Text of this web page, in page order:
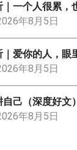
｜一个人很累，
年8月5日
｜爱你的人，眼
年8月5日
己（深度好文）
年8月5日